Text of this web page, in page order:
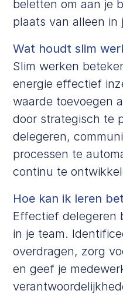
beletten om aan je
plaats van alleen in
Wat houdt slim
Slim werken
energie effectief
waarde toevoegen
door strategisch te
delegeren,
processen te
continu te
Hoe kan ik leren
Effectief delegeren
in je team.
overdragen, zorg
en geef je